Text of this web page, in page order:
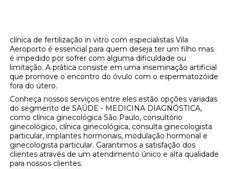
clínica de fertilização in vitro com especialistas Vila
Aeroporto é essencial para quem deseja ter um filho mas
é impedido por sofrer com alguma dificuldade ou
limitação. A prática consiste em uma inseminação artificial
que promove o encontro do óvulo com o espermatozóide
fora do útero.
Conheça nossos serviços entre eles estão opções variadas
do segmento de SAÚDE - MEDICINA DIAGNÓSTICA,
como clínica ginecológica São Paulo, consultório
ginecológico, clínica ginecológica, consulta ginecologista
particular, implantes hormonais, modulação hormonal e
ginecologista particular. Garantimos a satisfação dos
clientes através de um atendimento único e alta qualidade
para nossos clientes.